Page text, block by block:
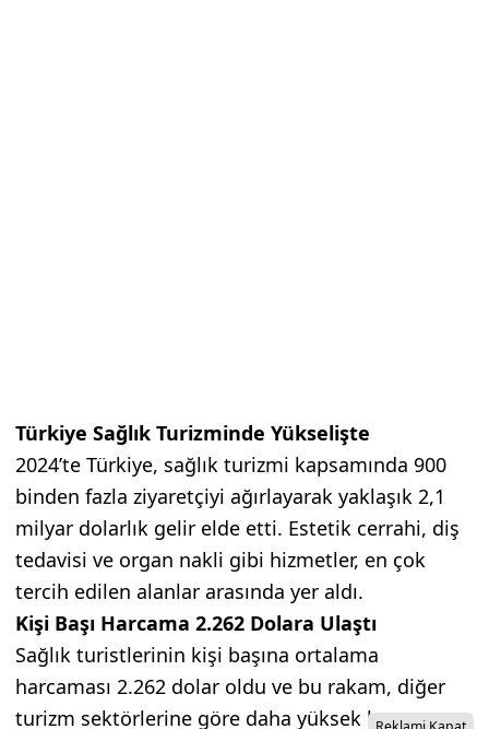
Türkiye Sağlık Turizminde Yükselişte
2024’te Türkiye, sağlık turizmi kapsamında 900
binden fazla ziyaretçiyi ağırlayarak yaklaşık 2,1
milyar dolarlık gelir elde etti. Estetik cerrahi, diş
tedavisi ve organ nakli gibi hizmetler, en çok
tercih edilen alanlar arasında yer aldı.
Kişi Başı Harcama 2.262 Dolara Ulaştı
Sağlık turistlerinin kişi başına ortalama
harcaması 2.262 dolar oldu ve bu rakam, diğer
turizm sektörlerine göre daha yüksek kazanç